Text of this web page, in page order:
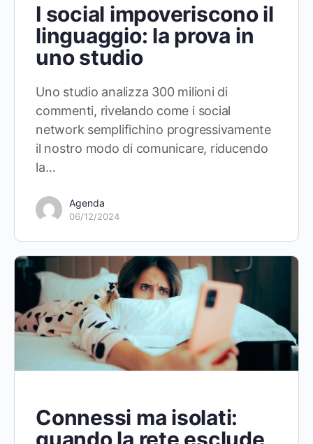
I social impoveriscono il
linguaggio: la prova in
uno studio
Uno studio analizza 300 milioni di
commenti, rivelando come i social
network semplifichino progressivamente
il nostro modo di comunicare, riducendo
la…
Agenda
06/12/2024
Connessi ma isolati: